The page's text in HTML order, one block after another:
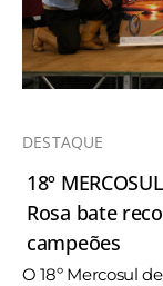
DESTAQUE
18º
Rosa bate
campeões
O 18º Mercosul